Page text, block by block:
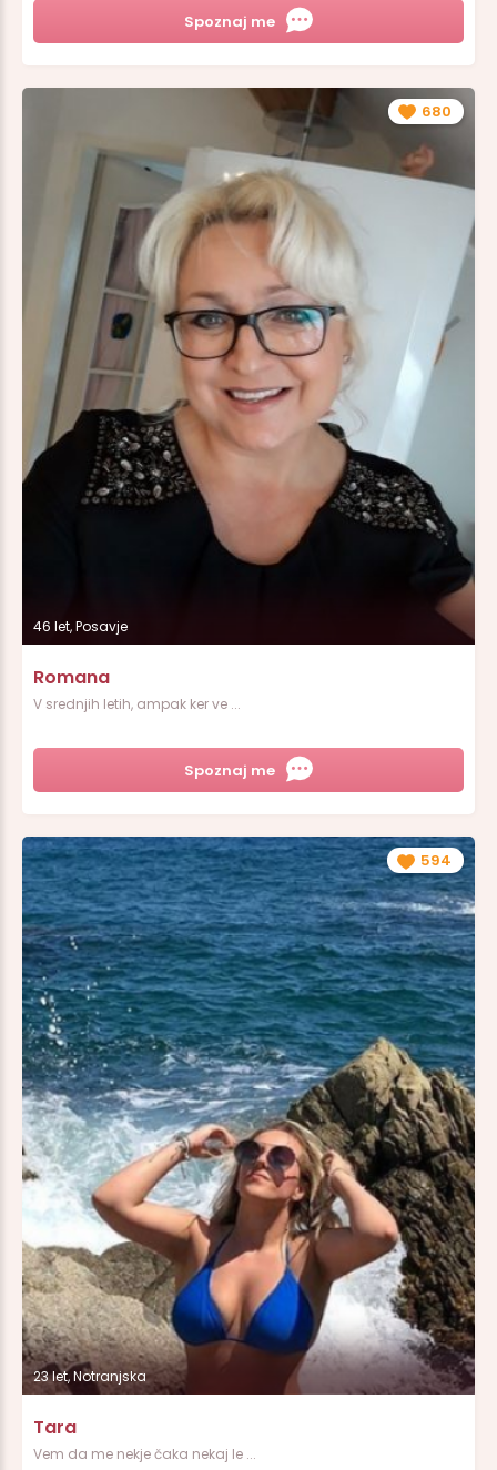
Spoznaj me
680
46 let, Posavje
Romana
V srednjih letih, ampak ker ve ...
Spoznaj me
594
23 let, Notranjska
Tara
Vem da me nekje čaka nekaj le ...